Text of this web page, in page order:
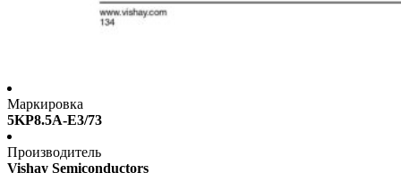
Маркировка
5KP8.5A-E3/73
Производитель
Vishay Semiconductors